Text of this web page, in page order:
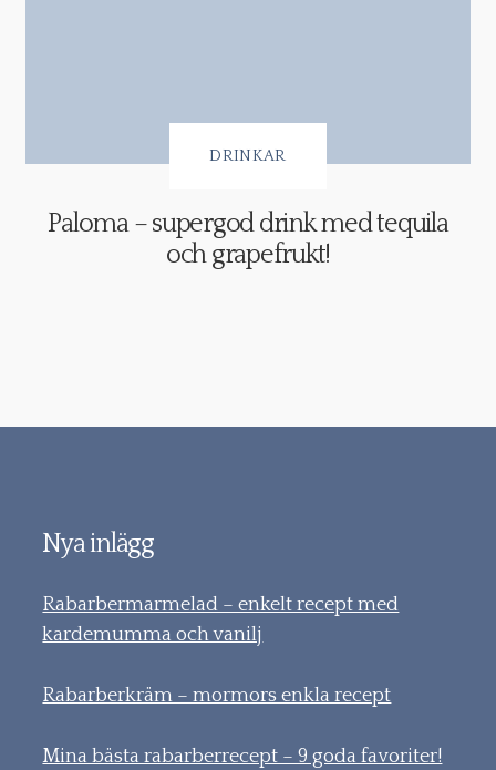
DRINKAR
Paloma – supergod drink med tequila
och grapefrukt!
Nya inlägg
Rabarbermarmelad – enkelt recept med
kardemumma och vanilj
Rabarberkräm – mormors enkla recept
Mina bästa rabarberrecept – 9 goda favoriter!